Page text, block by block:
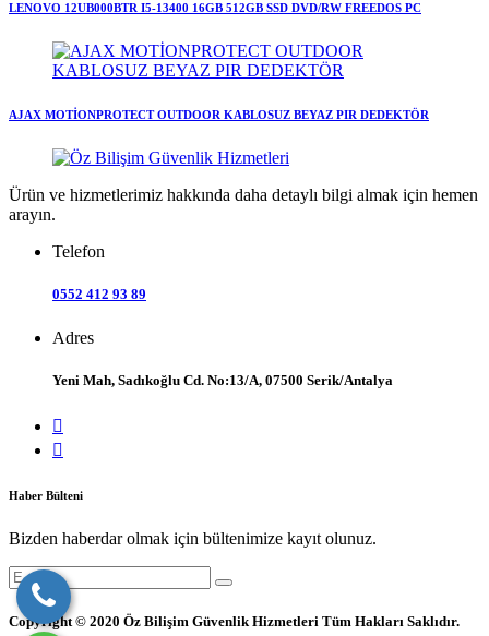
LENOVO 12UB000BTR I5-13400 16GB 512GB SSD DVD/RW FREEDOS PC
AJAX MOTİONPROTECT OUTDOOR KABLOSUZ BEYAZ PIR DEDEKTÖR
Ürün ve hizmetlerimiz hakkında daha detaylı bilgi almak için hemen
arayın.
Telefon
0552 412 93 89
Adres
Yeni Mah, Sadıkoğlu Cd. No:13/A, 07500 Serik/Antalya
Haber Bülteni
Bizden haberdar olmak için bültenimize kayıt olunuz.
Copyright © 2020 Öz Bilişim Güvenlik Hizmetleri Tüm Hakları Saklıdır.